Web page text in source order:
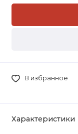
В избранное
Характеристики